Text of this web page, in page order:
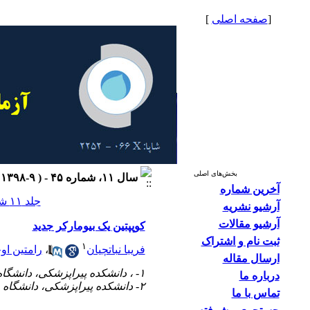
[صفحه اصلی ]
بخش‌های اصلی
آخرین شماره
آرشیو نشریه
آرشیو مقالات
ثبت نام و اشتراک
ارسال مقاله
درباره ما
تماس با ما
سال ۱۱، شماره ۴۵ - ( ۹-۱۳۹۸ )
جلد ۱۱ شماره ۴۵ صفحات ۴۱-۳۰
کوپپتین یک بیومارکر جدید
فریبا نباتچیان ۱ ، رامتین
۱- ، دانشکده پیراپزشکی، دانشگاه علوم پزشکی تهران
۲- دانشکده پیراپزشکی، دانشگاه علوم پزشکی تهران